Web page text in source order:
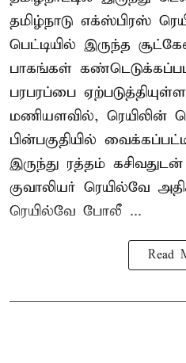
தமிழ்நாடு எக்ஸ்பிரஸ்
பெட்டியில் இருந்த
பாகங்கள்
பரபரப்பை
மணியளவில், ரெயிலின்
பின்பகுதியில்
இருந்து ரத்தம்
குவாலியர் ரெயில்வே
ரெயில்வே போலீ ...
Read